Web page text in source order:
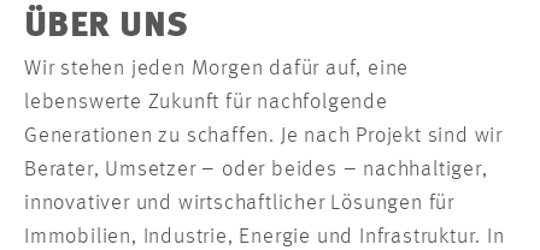
ÜBER UNS
Wir stehen jeden Morgen dafür auf, eine
lebenswerte Zukunft für nachfolgende
Generationen zu schaffen. Je nach Projekt sind wir
Berater, Umsetzer – oder beides – nachhaltiger,
innovativer und wirtschaftlicher Lösungen für
Immobilien, Industrie, Energie und Infrastruktur. In